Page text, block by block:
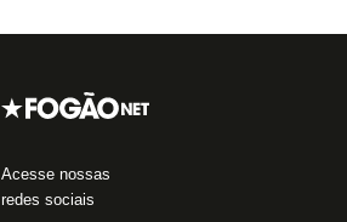
Acesse nossas
redes sociais